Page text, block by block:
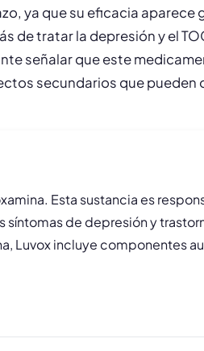
ya que su eficacia
de tratar la depresión y el
señalar que este
secundarios que pueden
Esta sustancia es
de depresión y
Luvox incluye componentes